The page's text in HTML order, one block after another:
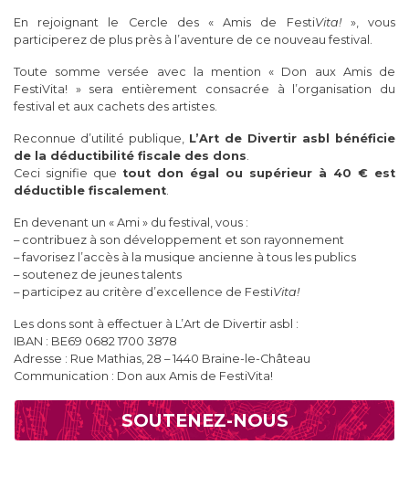
En rejoignant le Cercle des « Amis de FestiVita! », vous
participerez de plus près à l’aventure de ce nouveau festival.
Toute somme versée avec la mention « Don aux Amis de
FestiVita! » sera entièrement consacrée à l’organisation du
festival et aux cachets des artistes.
Reconnue d’utilité publique, L’Art de Divertir asbl bénéficie
de la déductibilité fiscale des dons.
Ceci signifie que tout don égal ou supérieur à 40 € est
déductible fiscalement.
En devenant un « Ami » du festival, vous :
– contribuez à son développement et son rayonnement
– favorisez l’accès à la musique ancienne à tous les publics
– soutenez de jeunes talents
– participez au critère d’excellence de FestiVita!
Les dons sont à effectuer à L’Art de Divertir asbl :
IBAN : BE69 0682 1700 3878
Adresse : Rue Mathias, 28 – 1440 Braine-le-Château
Communication : Don aux Amis de FestiVita!
SOUTENEZ-NOUS